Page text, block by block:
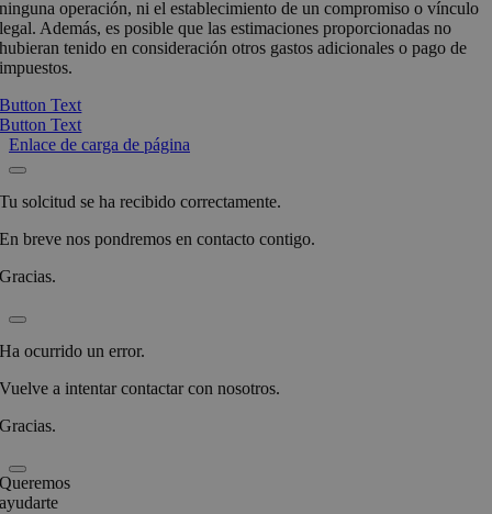
ninguna operación, ni el establecimiento de un compromiso o vínculo
legal. Además, es posible que las estimaciones proporcionadas no
hubieran tenido en consideración otros gastos adicionales o pago de
impuestos.
Button Text
Button Text
Enlace de carga de página
Tu solcitud se ha recibido correctamente.
En breve nos pondremos en contacto contigo.
Gracias.
Ha ocurrido un error.
Vuelve a intentar contactar con nosotros.
Gracias.
Queremos
ayudarte